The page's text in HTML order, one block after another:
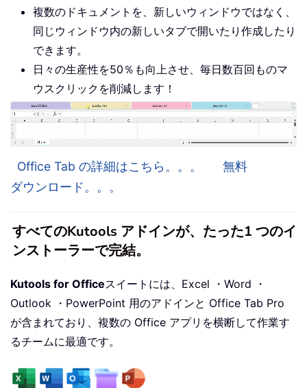
複数のドキュメントを、新しいウィンドウではなく、
同じウィンドウ内の新しいタブで開いたり作成したり
できます。
日々の生産性を50％も向上させ、毎日数百回ものマ
ウスクリックを削減します！
Office Tab の詳細はこちら。。。
無料
ダウンロード。。。
すべてのKutools アドインが、たった1 つのイ
ンストーラーで完結。
Kutools for Officeスイートには、Excel ・Word ・
Outlook ・PowerPoint 用のアドインと Office Tab Pro
が含まれており、複数の Office アプリを横断して作業す
るチームに最適です。